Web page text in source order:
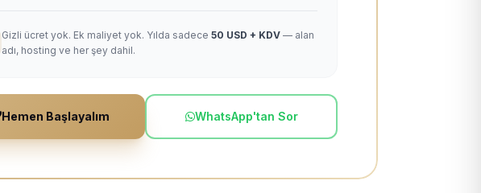
Gizli ücret yok. Ek maliyet yok. Yılda sadece 50 USD + KDV — alan
adı, hosting ve her şey dahil.
Hemen Başlayalım WhatsApp'tan Sor